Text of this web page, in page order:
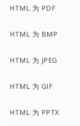
HTML 为 PDF
HTML 为 BMP
HTML 为 JPEG
HTML 为 GIF
HTML 为 PPTX